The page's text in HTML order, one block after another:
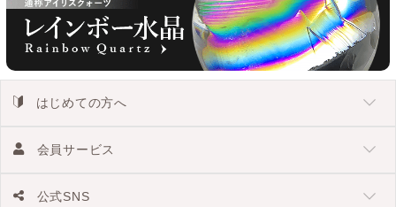
はじめての方へ
会員サービス
公式SNS